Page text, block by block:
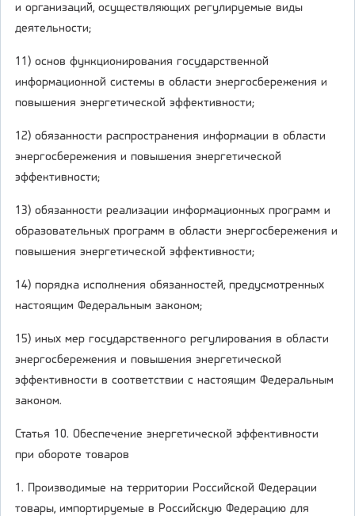
и организаций, осуществляющих регулируемые виды
деятельности;
11) основ функционирования государственной
информационной системы в области энергосбережения и
повышения энергетической эффективности;
12) обязанности распространения информации в области
энергосбережения и повышения энергетической
эффективности;
13) обязанности реализации информационных программ и
образовательных программ в области энергосбережения и
повышения энергетической эффективности;
14) порядка исполнения обязанностей, предусмотренных
настоящим Федеральным законом;
15) иных мер государственного регулирования в области
энергосбережения и повышения энергетической
эффективности в соответствии с настоящим Федеральным
законом.
Статья 10. Обеспечение энергетической эффективности
при обороте товаров
1. Производимые на территории Российской Федерации
товары, импортируемые в Российскую Федерацию для